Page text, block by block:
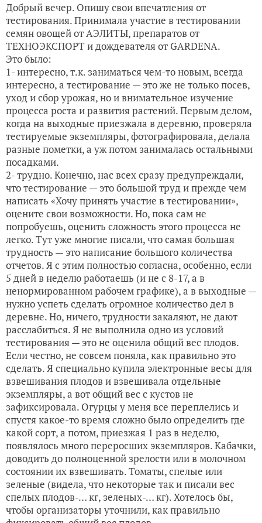
Добрый вечер. Опишу свои впечатления от
тестирования. Принимала участие в тестировании
семян овощей от АЭЛИТЫ, препаратов от
ТЕХНОЭКСПОРТ и дождевателя от GARDENA.
Это было:
1- интересно, т.к. заниматься чем-то новым, всегда
интересно, а тестирование — это же не только посев,
уход и сбор урожая, но и внимательное изучение
процесса роста и развития растений. Первым делом,
когда на выходные приезжала в деревню, проверяла
тестируемые экземпляры, фотографировала, делала
разные пометки, а уж потом занималась остальными
посадками.
2- трудно. Конечно, нас всех сразу предупреждали,
что тестирование — это большой труд и прежде чем
написать «Хочу принять участие в тестировании»,
оцените свои возможности. Но, пока сам не
попробуешь, оценить сложность этого процесса не
легко. Тут уже многие писали, что самая большая
трудность — это написание большого количества
отчетов. Я с этим полностью согласна, особенно, если
5 дней в неделю работаешь (и не с 8-17, а в
ненормированном рабочем графике), а в выходные —
нужно успеть сделать огромное количество дел в
деревне. Но, ничего, трудности закаляют, не дают
расслабиться. Я не выполнила одно из условий
тестирования — это не оценила общий вес плодов.
Если честно, не совсем поняла, как правильно это
сделать. Я специально купила электронные весы для
взвешивания плодов и взвешивала отдельные
экземпляры, а вот общий вес с кустов не
зафиксировала. Огурцы у меня все переплелись и
спустя какое-то время сложно было определить где
какой сорт, а потом, приезжая 1 раз в неделю,
появлялось много переросших экземпляров. Кабачки,
доводить до полноценной зрелости или в молочном
состоянии их взвешивать. Томаты, спелые или
зеленые (видела, что некоторые так и писали вес
спелых плодов-… кг, зеленых-… кг). Хотелось бы,
чтобы организаторы уточнили, как правильно